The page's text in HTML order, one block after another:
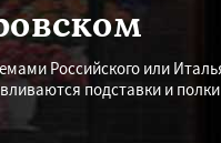
Российского или
подставки и